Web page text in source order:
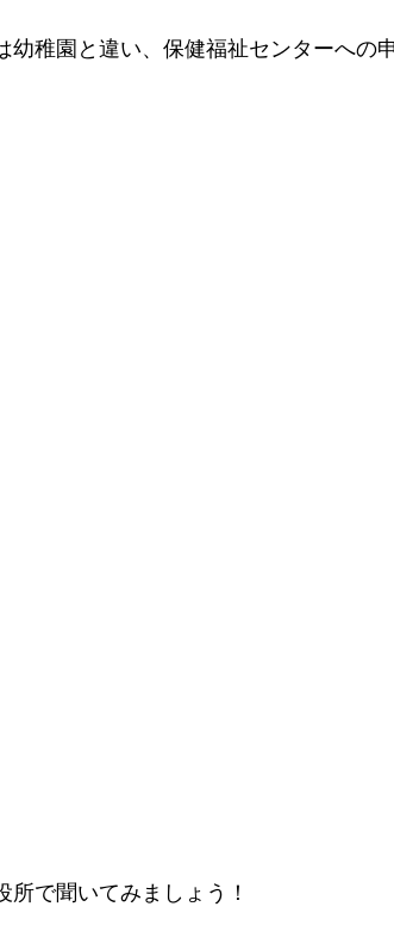
稚園と違い、保健福祉センターへの
で聞いてみましょう！